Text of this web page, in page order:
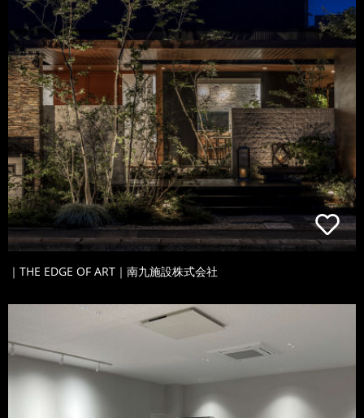
｜THE EDGE OF ART｜南九施設株式会社